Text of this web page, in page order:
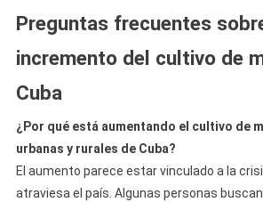
Preguntas frecuentes
incremento del cultivo de
Cuba
¿Por qué está aumentando el cultivo de
urbanas y rurales de Cuba?
El aumento parece estar vinculado a la
atraviesa el país. Algunas personas